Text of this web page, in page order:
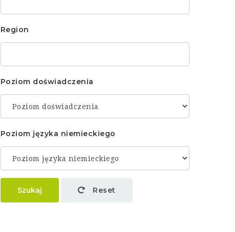
Region
Poziom doświadczenia
Poziom języka niemieckiego
Szukaj Reset